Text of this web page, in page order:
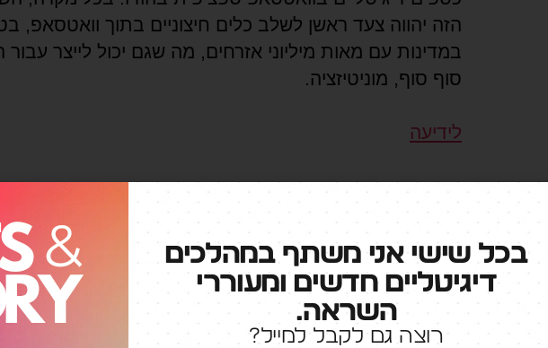
הזה יהווה צעד ראשן לשלב כלים חיצוניים בתוך וואטסאפ,
במדינות עם מאות מיליוני אזרחים, מה שגם יכול לייצר
סוף סוף, מוניטיזציה.
לידיעה
להיכשל? ענקיות
בכל שישי אני משתף במהלכים
דיגיטליים חדשים ומעוררי
השראה.
רוצה גם לקבל למייל?